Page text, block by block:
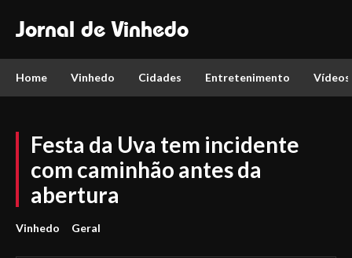
Jornal de Vinhedo
Home Vinhedo Cidades Entretenimento Vídeos
Festa da Uva tem incidente
com caminhão antes da
abertura
Vinhedo Geral